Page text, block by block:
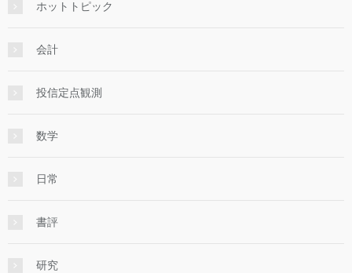
ホットトピック
会計
投信定点観測
数学
日常
書評
研究